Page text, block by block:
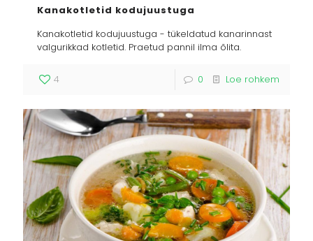
Kanakotletid kodujuustuga
Kanakotletid kodujuustuga - tükeldatud kanarinnast
valgurikkad kotletid. Praetud pannil ilma õlita.
4 0 Loe rohkem